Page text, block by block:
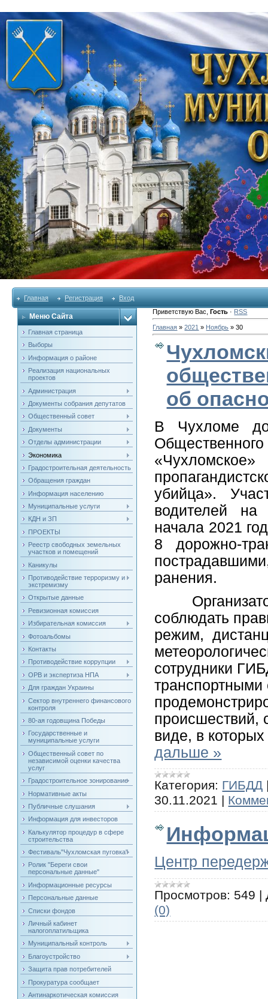
Главная Регистрация Вход
Меню Сайта
Главная страница
Выборы
Информация о районе
Реализация национальных
проектов
Администрация
Документы собрания депутатов
Общественный совет
Документы
Отделы администрации
Экономика
Градостроительная деятельность
Обращения граждан
Информация населению
Муниципальные услуги
КДН и ЗП
ПРОЕКТЫ
Реестр свободных земельных
участков и помещений
Каникулы
Противодействие терроризму и
экстремизму
Открытые данные
Ревизионная комиссия
Избирательная комиссия
Фотоальбомы
Контакты
Противодействие коррупции
ОРВ и экспертиза НПА
Для граждан Украины
Сектор внутреннего финансового
контроля
80-ая годовщина Победы
Государственные и
муниципальные услуги
Общественный совет по
независимой оценки качества
услуг
Градостроительное зонирование
Нормативные акты
Публичные слушания
Информация для инвесторов
Калькулятор процедур в сфере
строительства
Фестиваль"Чухломская пуговка"
Ролик "Береги свои
персональные данные"
Информационные ресурсы
Персональные данные
Списки фондов
Личный кабинет
налогоплатильщика
Муниципальный контроль
Благоустройство
Защита прав потребителей
Прокуратура сообщает
Антинаркотическая комиссия
Приветствую Вас ,Гость · RSS
Главная »2021 » Ноябрь » 30
об
В Чухломе
убийца».
водителей
начала 2021
8 дорожно-
ранения.
соблюдать
режим,
сотрудники
происшествий,
виде, в
дальше »
Категория: ГИБДД
30.11.2021 |
Центр
Просмотров: 549 |
(0)